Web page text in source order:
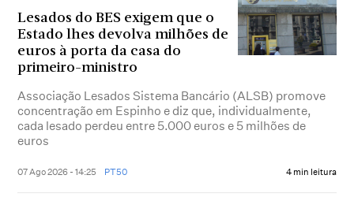
Lesados do BES exigem que o
Estado lhes devolva milhões de
euros à porta da casa do
primeiro-ministro
Associação Lesados Sistema Bancário (ALSB) promove
concentração em Espinho e diz que, individualmente,
cada lesado perdeu entre 5.000 euros e 5 milhões de
euros
07 Ago 2026 - 14:25 PT50 4 min leitura